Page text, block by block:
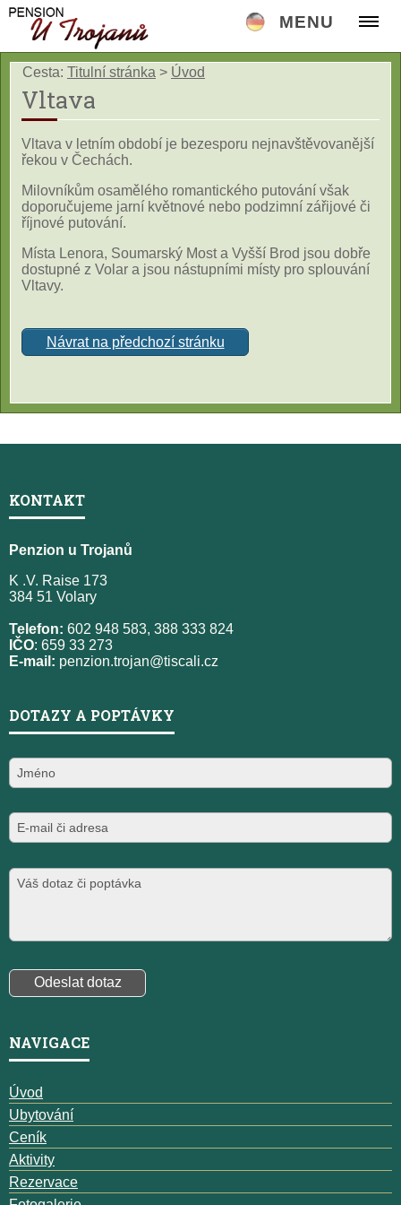
MENU
Cesta: Titulní stránka > Úvod
Vltava
Vltava v letním období je bezesporu nejnavštěvovanější
řekou v Čechách.
Milovníkům osamělého romantického putování však
doporučujeme jarní květnové nebo podzimní zářijové či
říjnové putování.
Místa Lenora, Soumarský Most a Vyšší Brod jsou dobře
dostupné z Volar a jsou nástupními místy pro splouvání
Vltavy.
Návrat na předchozí stránku
KONTAKT
Penzion u Trojanů
K .V. Raise 173
384 51 Volary
Telefon: 602 948 583, 388 333 824
IČO: 659 33 273
E-mail: penzion.trojan@tiscali.cz
DOTAZY A POPTÁVKY
NAVIGACE
Úvod
Ubytování
Ceník
Aktivity
Rezervace